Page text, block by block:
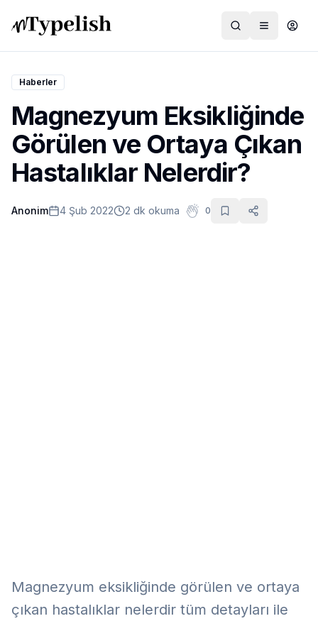
Dünya
Film ve Dizi
Kültür ve Sanat
Sağlık
Haberler
Magnezyum Eksikliğinde
Görülen ve Ortaya Çıkan
Hastalıklar Nelerdir?
Anonim 4 Şub 2022 2 dk okuma 0
Magnezyum eksikliğinde görülen ve ortaya
çıkan hastalıklar nelerdir tüm detayları ile